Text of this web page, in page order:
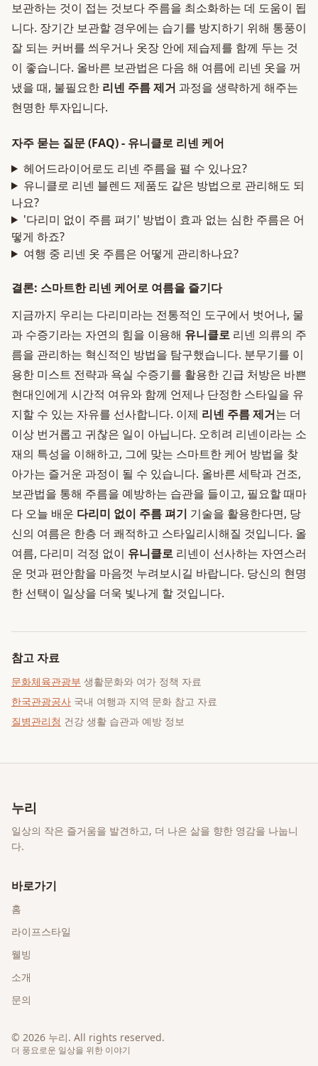
보관하는 것이 접는 것보다 주름을 최소화하는 데 도움이 됩
니다. 장기간 보관할 경우에는 습기를 방지하기 위해 통풍이
잘 되는 커버를 씌우거나 옷장 안에 제습제를 함께 두는 것
이 좋습니다. 올바른 보관법은 다음 해 여름에 리넨 옷을 꺼
냈을 때, 불필요한 리넨 주름 제거 과정을 생략하게 해주는
현명한 투자입니다.
자주 묻는 질문 (FAQ) - 유니클로 리넨 케어
헤어드라이어로도 리넨 주름을 펼 수 있나요?
유니클로 리넨 블렌드 제품도 같은 방법으로 관리해도 되
나요?
'다리미 없이 주름 펴기' 방법이 효과 없는 심한 주름은 어
떻게 하죠?
여행 중 리넨 옷 주름은 어떻게 관리하나요?
결론: 스마트한 리넨 케어로 여름을 즐기다
지금까지 우리는 다리미라는 전통적인 도구에서 벗어나, 물
과 수증기라는 자연의 힘을 이용해 유니클로 리넨 의류의 주
름을 관리하는 혁신적인 방법을 탐구했습니다. 분무기를 이
용한 미스트 전략과 욕실 수증기를 활용한 긴급 처방은 바쁜
현대인에게 시간적 여유와 함께 언제나 단정한 스타일을 유
지할 수 있는 자유를 선사합니다. 이제 리넨 주름 제거는 더
이상 번거롭고 귀찮은 일이 아닙니다. 오히려 리넨이라는 소
재의 특성을 이해하고, 그에 맞는 스마트한 케어 방법을 찾
아가는 즐거운 과정이 될 수 있습니다. 올바른 세탁과 건조,
보관법을 통해 주름을 예방하는 습관을 들이고, 필요할 때마
다 오늘 배운 다리미 없이 주름 펴기 기술을 활용한다면, 당
신의 여름은 한층 더 쾌적하고 스타일리시해질 것입니다. 올
여름, 다리미 걱정 없이 유니클로 리넨이 선사하는 자연스러
운 멋과 편안함을 마음껏 누려보시길 바랍니다. 당신의 현명
한 선택이 일상을 더욱 빛나게 할 것입니다.
참고 자료
문화체육관광부 생활문화와 여가 정책 자료
한국관광공사 국내 여행과 지역 문화 참고 자료
질병관리청 건강 생활 습관과 예방 정보
누리
일상의 작은 즐거움을 발견하고, 더 나은 삶을 향한 영감을 나눕니
다.
바로가기
홈
라이프스타일
웰빙
소개
문의
© 2026 누리. All rights reserved.
더 풍요로운 일상을 위한 이야기